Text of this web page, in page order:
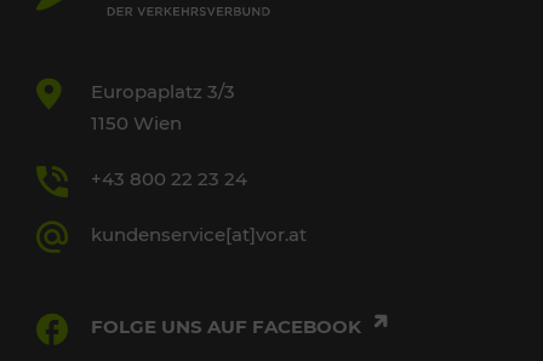
Europaplatz 3/3
1150 Wien
+43 800 22 23 24
kundenservice[at]vor.at
FOLGE UNS AUF FACEBOOK